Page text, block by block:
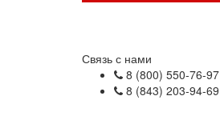
Связь с нами
8 (800) 550-76-97
8 (843) 203-94-69